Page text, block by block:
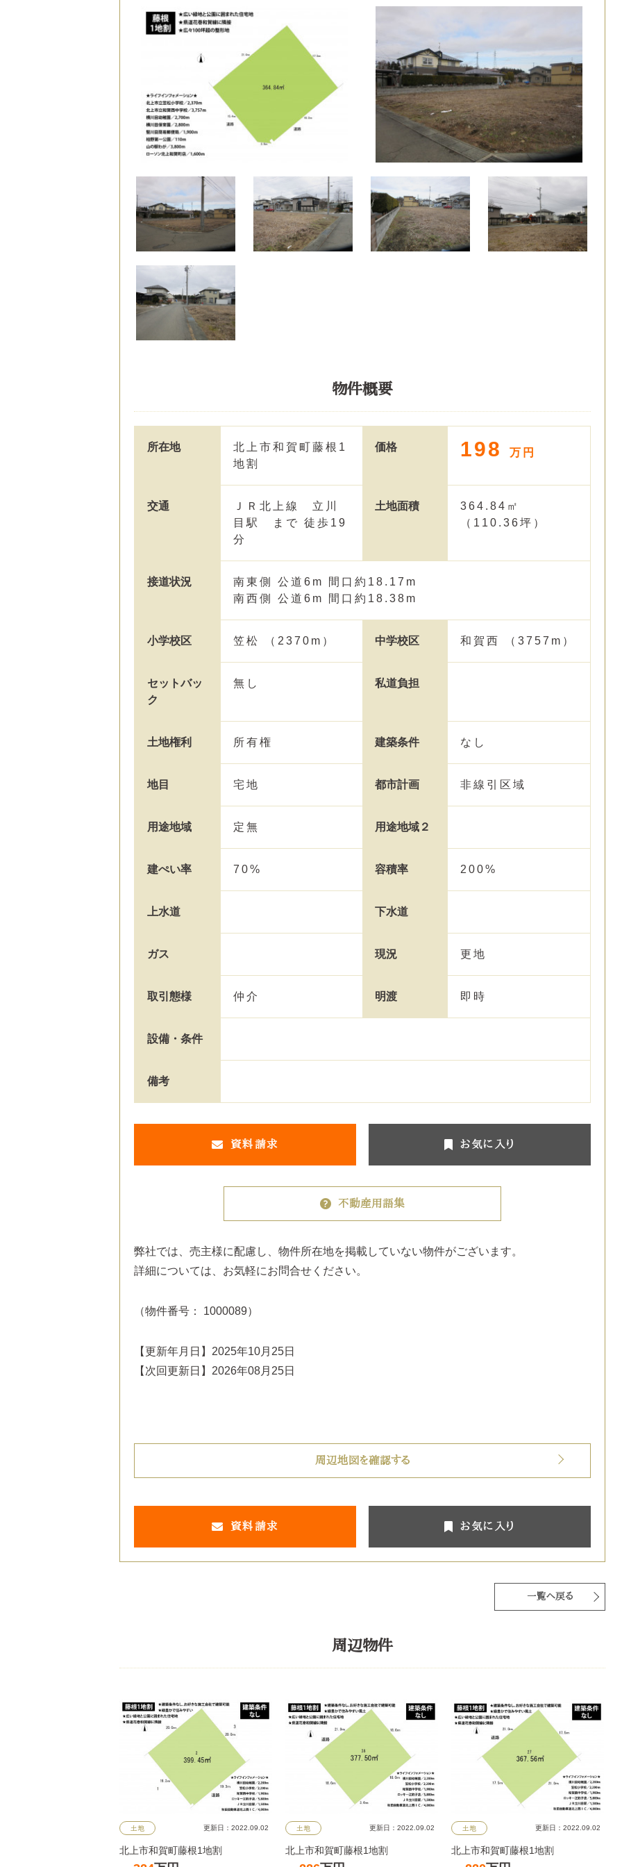
物件概要
所在地
北上市和賀町藤根1
地割
価格 198 万円
交通
ＪＲ北上線 立川
目駅 まで 徒歩19
分
土地面積
364.84㎡
（110.36坪）
接道状況
南東側 公道6m 間口約18.17m
南西側 公道6m 間口約18.38m
小学校区 笠松 （2370m） 中学校区 和賀西 （3757m）
セットバッ
ク
無し 私道負担
土地権利 所有権 建築条件 なし
地目 宅地 都市計画 非線引区域
用途地域 定無 用途地域２
建ぺい率 70% 容積率 200%
上水道 下水道
ガス 現況 更地
取引態様 仲介 明渡 即時
設備・条件
備考
資料請求 お気に入り
不動産用語集
弊社では、売主様に配慮し、物件所在地を掲載していない物件がございます。
詳細については、お気軽にお問合せください。
（物件番号： 1000089）
【更新年月日】2025年10月25日
【次回更新日】2026年08月25日
周辺地図を確認する
資料請求 お気に入り
一覧へ戻る
周辺物件
土地 更新日：2022.09.02
北上市和賀町藤根1地割
土地 更新日：2022.09.02
北上市和賀町藤根1地割
土地 更新日：2022.09.02
北上市和賀町藤根1地割